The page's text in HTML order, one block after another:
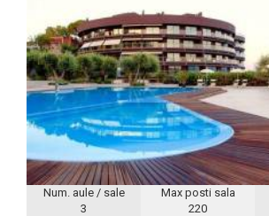
Num. aule / sale
3
Max posti sala
220